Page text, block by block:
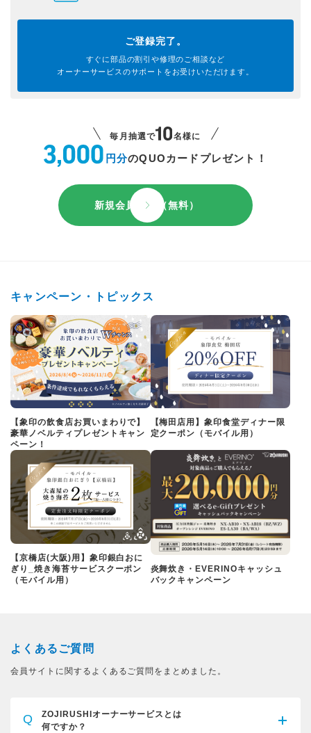
ご登録完了。
すぐに部品の割引や修理のご相談など
オーナーサービスのサポートを お受けいただけます。
毎月抽選で 名様に
円分のQUOカードプレゼント！
新規会員登録（無料）
キャンペーン・トピックス
【象印の飲食店お買いまわりで】
豪華ノベルティプレゼントキャン
ペーン！
【梅田店用】象印食堂ディナー限
定クーポン（モバイル用）
【京橋店(大阪)用】象印銀白おに
ぎり_焼き海苔サービスクーポン
（モバイル用）
炎舞炊き・EVERINOキャッシュ
バックキャンペーン
よくあるご質問
会員サイトに関するよくあるご質問をまとめました。
Q
ZOJIRUSHIオーナーサービスとは
何ですか？